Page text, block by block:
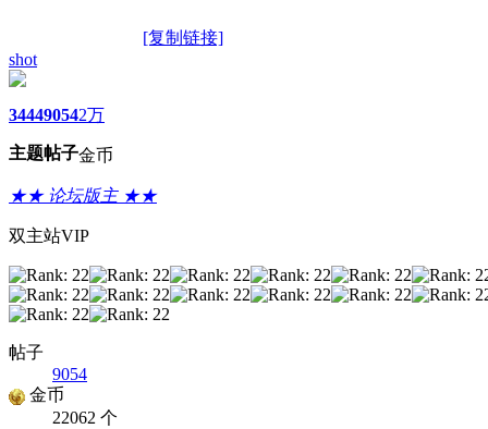
[复制链接]
shot
3444
主题
9054
帖子
2万
金币
★★ 论坛版主 ★★
双主站VIP
帖子
9054
金币
22062 个